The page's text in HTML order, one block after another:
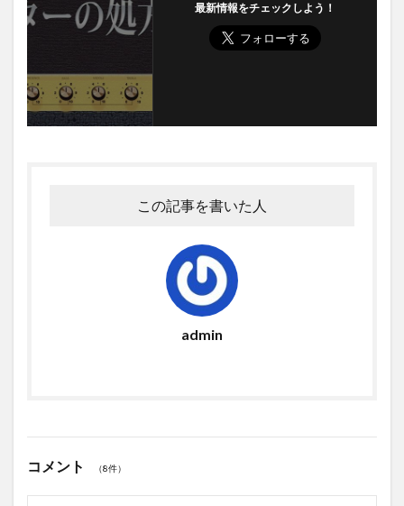
最新情報をチェックしよう！
この記事を書いた人
admin
コメント （8件）